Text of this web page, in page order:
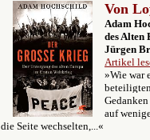
Von
Adam
des Alten
Jürgen
Artikel
»Wie war
auf
die Seite wechselten,...«